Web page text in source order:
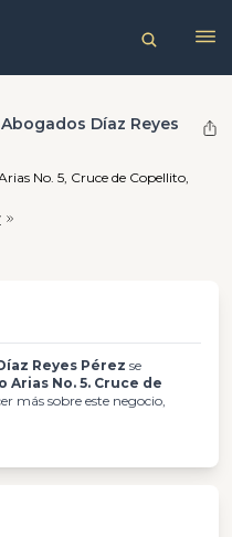
Díaz Reyes
No. 5, Cruce de Copellito,
Reyes Pérez se
Arias No. 5. Cruce de
más sobre este negocio,